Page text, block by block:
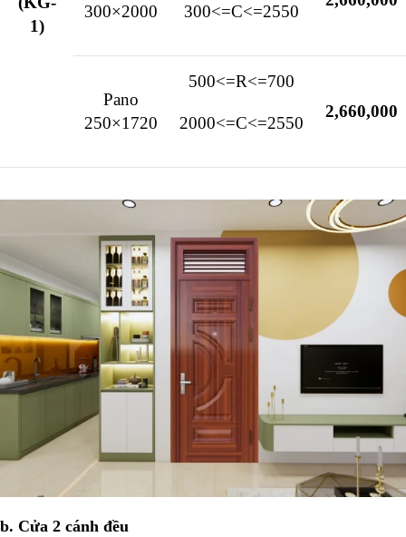
1)
300×2000 300<=C<=2550
Pano
250×1720
500<=R<=700
2000<=C<=2550
2,660,000
b. Cửa 2 cánh đều